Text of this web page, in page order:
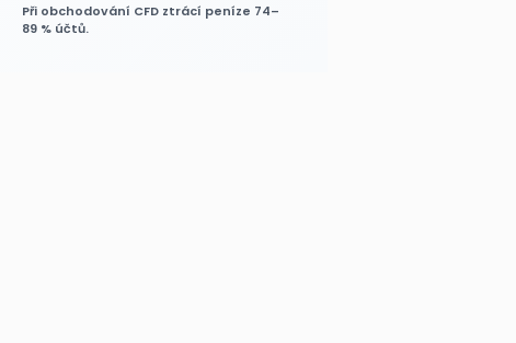
Při obchodování CFD ztrácí peníze 74–
89 % účtů.